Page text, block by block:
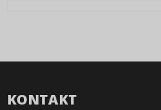
KONTAKT